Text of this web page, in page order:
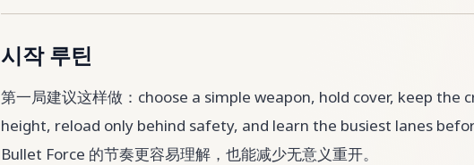
시작 루틴
第一局建议这样做：choose a simple weapon, hold cover, keep the
height, reload only behind safety, and learn the busiest lanes
Bullet Force 的节奏更容易理解，也能减少无意义重开。